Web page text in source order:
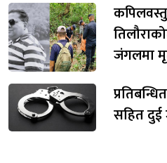
जंगलमा
सहित दुई